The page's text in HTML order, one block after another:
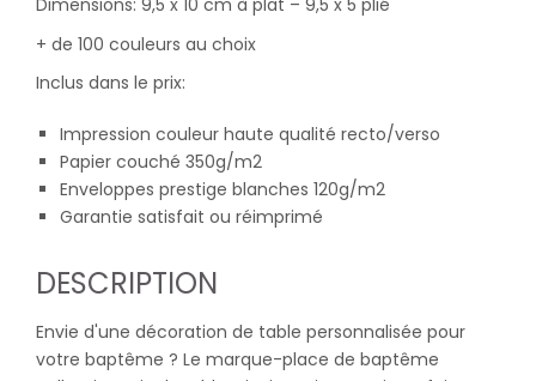
+ de 100 couleurs au choix
Inclus dans le prix:
Impression couleur haute qualité recto/verso
Papier couché 350g/m2
Enveloppes prestige blanches 120g/m2
Garantie satisfait ou réimprimé
DESCRIPTION
Envie d'une décoration de table personnalisée pour
votre baptême ? Le marque-place de baptême